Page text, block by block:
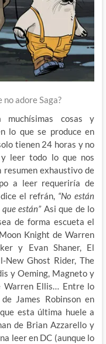
no adore Saga?
cosas y
lo que se produce en
tienen 24 horas y no
leer todo lo que nos
exhaustivo de
a leer requeriría de
el refrán, “No están
están” Asi que de lo
de forma escueta el
Knight de Warren
y Evan Shaner, El
New Ghost Rider, The
y Oeming, Magneto y
Warren Ellis… Entre lo
James Robinson en
esta última huele a
de Brian Azzarello y
leer en DC (aunque lo